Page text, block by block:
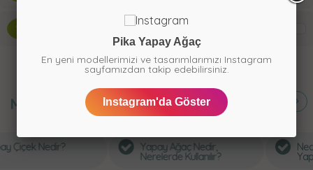
10 Yapay Pudralı Sarmaşık 100 cm
MERAK EDİLENLER
Yapay Ağaç Nedir,
Nerelerde Kullanılır?
Neden Pika Çiçek’ten
Yapay Çiçek Almalısınız?
Pika Yapay Ağaç
En yeni modellerimizi ve tasarımlarımızı Instagram
sayfamızdan takip edebilirsiniz.
Instagram'da Göster